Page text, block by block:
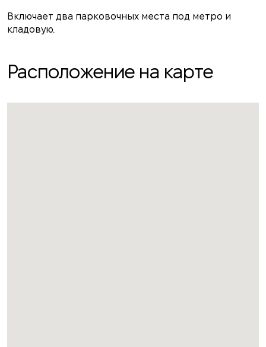
Включает два парковочных места под метро и
кладовую.
Расположение на карте